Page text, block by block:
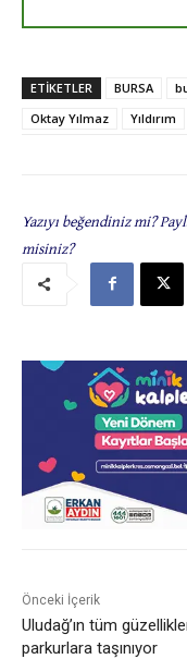
ETIKETLER BURSA
Oktay Yılmaz
Yıldırım
Yazıyı beğendiniz mi?
misiniz?
Önceki İçerik
Uludağ’ın tüm
parkurlara taşınıyor